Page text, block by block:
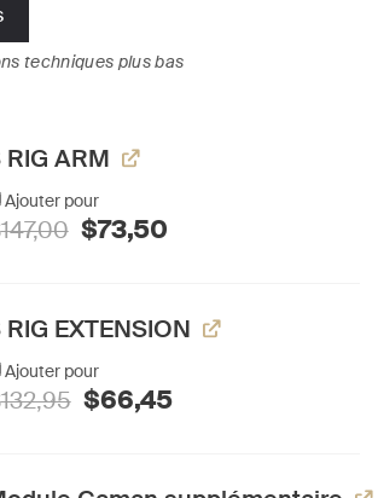
techniques plus bas
RIG ARM
Ajouter pour
147,00 Le
prix
$73,50Le
prix
RIG EXTENSION
Ajouter pour
132,95 Le
prix
$66,45Le
prix